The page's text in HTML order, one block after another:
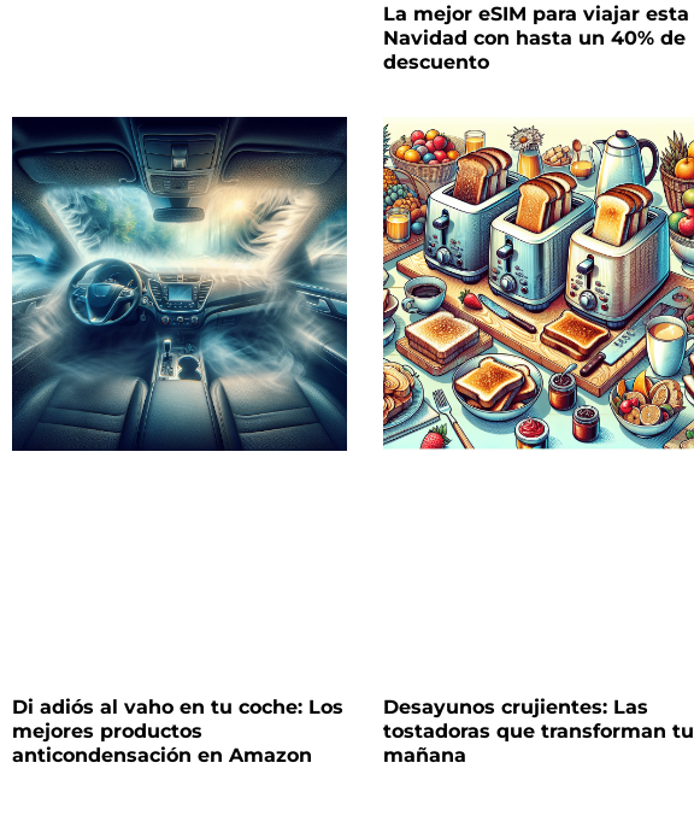
La mejor eSIM para viajar esta
Navidad con hasta un 40% de
descuento
Di adiós al vaho en tu coche: Los
mejores productos
anticondensación en Amazon
Desayunos crujientes: Las
tostadoras que transforman tu
mañana